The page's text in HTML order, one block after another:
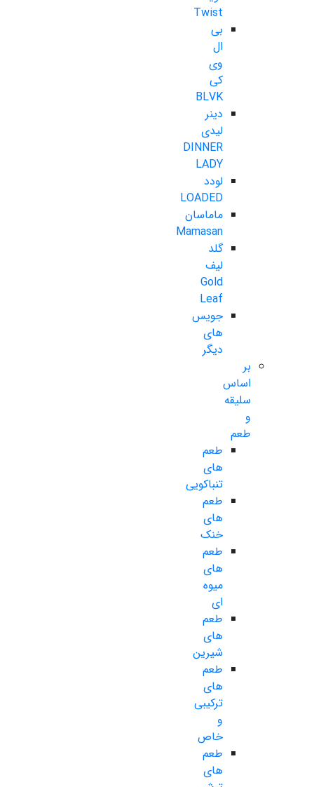
Twist
بی
ال
وی
کی
BLVK
دینر
لیدی
DINNER
LADY
لودد
LOADED
ماماسان
Mamasan
گلد
لیف
Gold
Leaf
جویس
های
دیگر
بر
اساس
سلیقه
و
طعم
طعم
های
تنباکویی
طعم
های
خنک
طعم
های
میوه
ای
طعم
های
شیرین
طعم
های
ترکیبی
و
خاص
طعم
های